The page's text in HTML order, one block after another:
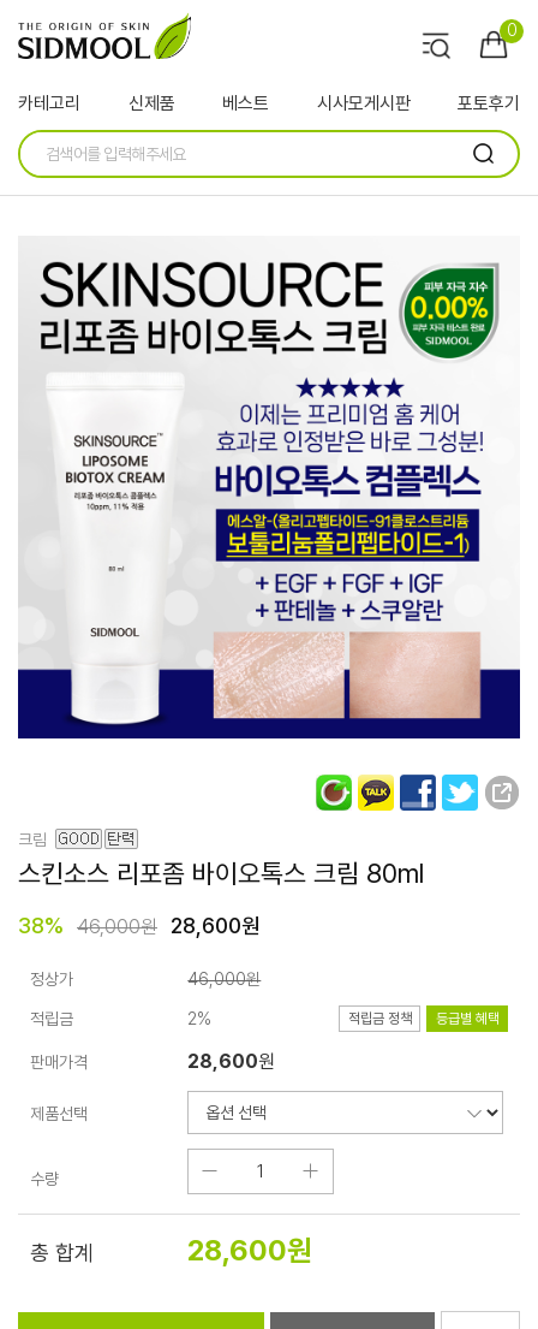
0
카테고리 신제품 베스트 시사모게시판 포토후기
크림
스킨소스 리포좀 바이오톡스 크림 80ml
38% 46,000원 28,600원
정상가 46,000원
적립금 2% 적립금 정책 등급별 혜택
판매가격 28,600원
제품선택
수량
총 합계 28,600원